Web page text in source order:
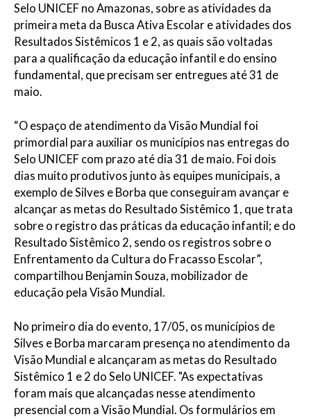
Selo UNICEF no Amazonas, sobre as atividades da
primeira meta da Busca Ativa Escolar e atividades dos
Resultados Sistêmicos 1 e 2, as quais são voltadas
para a qualificação da educação infantil e do ensino
fundamental, que precisam ser entregues até 31 de
maio.
“O espaço de atendimento da Visão Mundial foi
primordial para auxiliar os municípios nas entregas do
Selo UNICEF com prazo até dia 31 de maio. Foi dois
dias muito produtivos junto às equipes municipais, a
exemplo de Silves e Borba que conseguiram avançar e
alcançar as metas do Resultado Sistêmico 1, que trata
sobre o registro das práticas da educação infantil; e do
Resultado Sistêmico 2, sendo os registros sobre o
Enfrentamento da Cultura do Fracasso Escolar”,
compartilhou Benjamin Souza, mobilizador de
educação pela Visão Mundial.
No primeiro dia do evento, 17/05, os municípios de
Silves e Borba marcaram presença no atendimento da
Visão Mundial e alcançaram as metas do Resultado
Sistêmico 1 e 2 do Selo UNICEF. "As expectativas
foram mais que alcançadas nesse atendimento
presencial com a Visão Mundial. Os formulários em